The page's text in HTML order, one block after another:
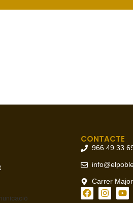
CONTACTE
966 49 33
Carrer